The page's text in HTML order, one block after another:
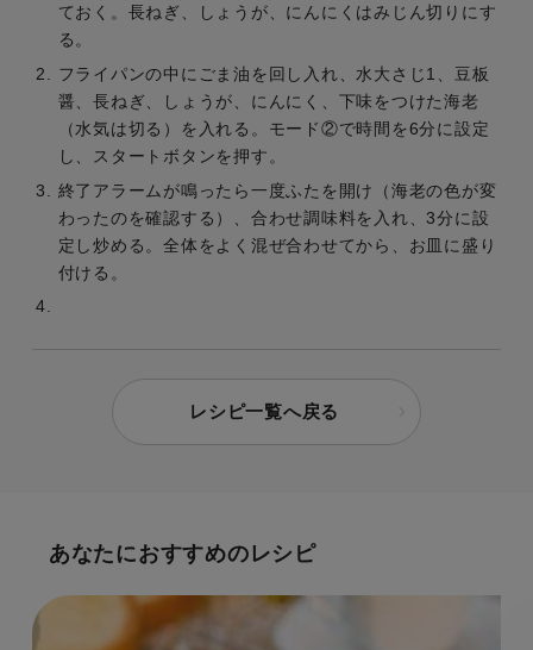
ておく。長ねぎ、しょうが、にんにくはみじん切りにす
る。
フライパンの中にごま油を回し入れ、水大さじ1、豆板
醤、長ねぎ、しょうが、にんにく、下味をつけた海老
（水気は切る）を入れる。モード②で時間を6分に設定
し、スタートボタンを押す。
終了アラームが鳴ったら一度ふたを開け（海老の色が変
わったのを確認する）、合わせ調味料を入れ、3分に設
定し炒める。全体をよく混ぜ合わせてから、お皿に盛り
付ける。
レシピ一覧へ戻る
あなたにおすすめのレシピ